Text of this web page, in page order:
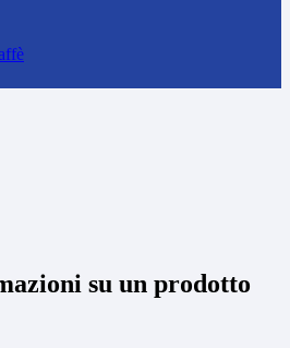
su un prodotto